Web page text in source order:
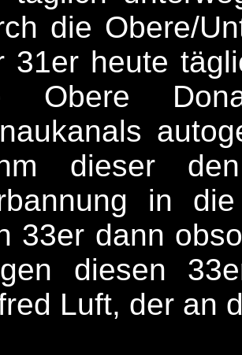
die Obere/
31er heute
Obere
dieser
in
33er dann
diesen
Luft, der an